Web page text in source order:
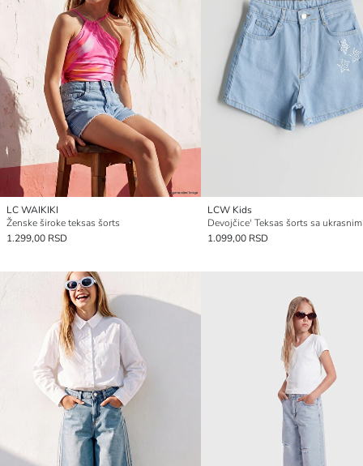
LC WAIKIKI
Ženske široke teksas šorts
1.299,00 RSD
LCW Kids
1.099,00 RSD